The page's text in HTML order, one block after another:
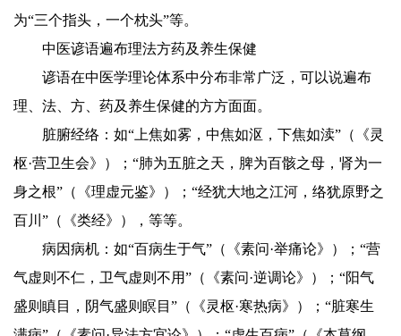
为“三个指头，一个枕头”等。
中医谚语遍布理法方药及养生保健
谚语在中医学理论体系中分布非常广泛，可以说遍布
理、法、方、药及养生保健的方方面面。
脏腑经络：如“上焦如雾，中焦如沤，下焦如渎”（《灵
枢·营卫生会》）；“肺为五脏之天，脾为百骸之母，肾为一
身之根”（《理虚元鉴》）；“经犹大地之江河，络犹原野之
百川”（《类经》），等等。
病因病机：如“百病生于气”（《素问·举痛论》）；“营
气虚则不仁，卫气虚则不用”（《素问·逆调论》）；“阳气
盛则瞋目，阴气盛则瞑目”（《灵枢·寒热病》）；“脏寒生